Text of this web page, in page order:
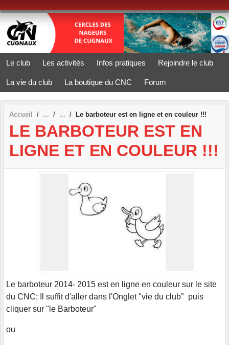
Le club Les activités Infos pratiques Rejoindre le club
La vie du club La boutique du CNC Forum
Accueil Le barboteur est en ligne et en couleur !!!
LE BARBOTEUR EST EN
LIGNE ET EN COULEUR !!!
Le barboteur 2014- 2015 est en ligne en couleur sur le site
du CNC; Il suffit d'aller dans l'Onglet "vie du club" puis
cliquer sur "le Barboteur"
ou